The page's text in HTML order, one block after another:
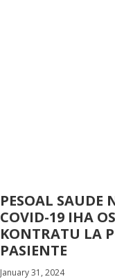
PESOAL SAUDE
COVID-19 IHA
KONTRATU LA
PASIENTE
January 31, 2024